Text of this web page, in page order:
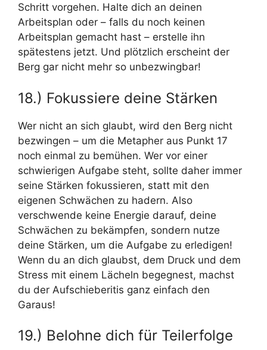
Schritt vorgehen. Halte dich an deinen
Arbeitsplan oder – falls du noch keinen
Arbeitsplan gemacht hast – erstelle ihn
spätestens jetzt. Und plötzlich erscheint der
Berg gar nicht mehr so unbezwingbar!
18.) Fokussiere deine Stärken
Wer nicht an sich glaubt, wird den Berg nicht
bezwingen – um die Metapher aus Punkt 17
noch einmal zu bemühen. Wer vor einer
schwierigen Aufgabe steht, sollte daher immer
seine Stärken fokussieren, statt mit den
eigenen Schwächen zu hadern. Also
verschwende keine Energie darauf, deine
Schwächen zu bekämpfen, sondern nutze
deine Stärken, um die Aufgabe zu erledigen!
Wenn du an dich glaubst, dem Druck und dem
Stress mit einem Lächeln begegnest, machst
du der Aufschieberitis ganz einfach den
Garaus!
19.) Belohne dich für Teilerfolge